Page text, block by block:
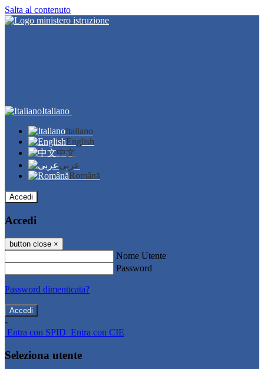
Salta al contenuto
Italiano
Italiano
English
中文
عربى
Română
Accedi
Accedi
button close ×
Nome Utente
Password
Password dimenticata?
-
Entra con SPID Entra con CIE
Seleziona utente